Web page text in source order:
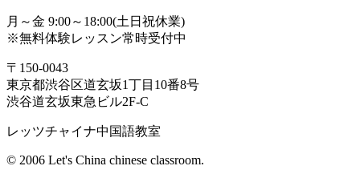
月～金 9:00～18:00(土日祝休業)
※無料体験レッスン常時受付中
〒150-0043
東京都渋谷区道玄坂1丁目10番8号
渋谷道玄坂東急ビル2F-C
レッツチャイナ中国語教室
© 2006 Let's China chinese classroom.